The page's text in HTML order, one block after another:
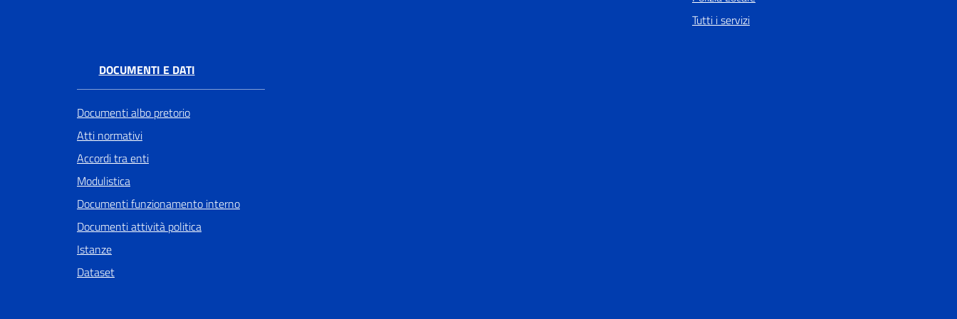
Tutti i servizi
DOCUMENTI E DATI
Documenti albo pretorio
Atti normativi
Accordi tra enti
Modulistica
Documenti funzionamento interno
Documenti attività politica
Istanze
Dataset